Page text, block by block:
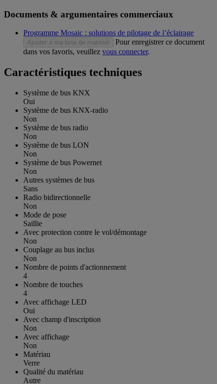
Documents & argumentaires commerciaux
Programme Mosaic : solutions de pilotage de l’éclairage
Ajouter à ma liste de matériel
Pour enregistrer ce document
dans vos favoris, veuillez vous connecter.
Caractéristiques techniques
Système de bus KNX
Oui
Système de bus KNX-radio
Non
Système de bus radio
Non
Système de bus LON
Non
Système de bus Powernet
Non
Autres systèmes de bus
Sans
Radio bidirectionnelle
Non
Mode de pose
Saillie
Avec protection contre le vol/démontage
Non
Couplage au bus inclus
Non
Nombre de points d'actionnement
4
Nombre de touches
4
Avec affichage LED
Oui
Avec champ d'inscription
Non
Avec affichage
Non
Matériau
Verre
Qualité du matériau
Autre